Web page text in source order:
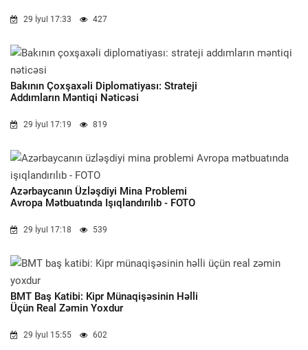
29 İyul 17:33 427
Bakının Çoxşaxəli Diplomatiyası: Strateji
Addımların Məntiqi Nəticəsi
29 İyul 17:19 819
Azərbaycanın Üzləşdiyi Mina Problemi
Avropa Mətbuatında Işıqlandırılıb - FOTO
29 İyul 17:18 539
BMT Baş Katibi: Kipr Münaqişəsinin Həlli
Üçün Real Zəmin Yoxdur
29 İyul 15:55 602